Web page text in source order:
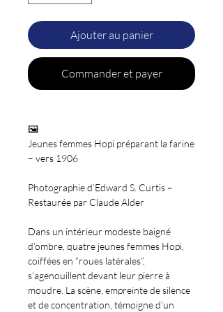
Ajouter au panier
Commander et payer
🖼️
Jeunes femmes Hopi préparant la farine
– vers 1906
Photographie d’Edward S. Curtis –
Restaurée par Claude Alder
Dans un intérieur modeste baigné
d’ombre, quatre jeunes femmes Hopi,
coiffées en “roues latérales”,
s’agenouillent devant leur pierre à
moudre. La scène, empreinte de silence
et de concentration, témoigne d’un